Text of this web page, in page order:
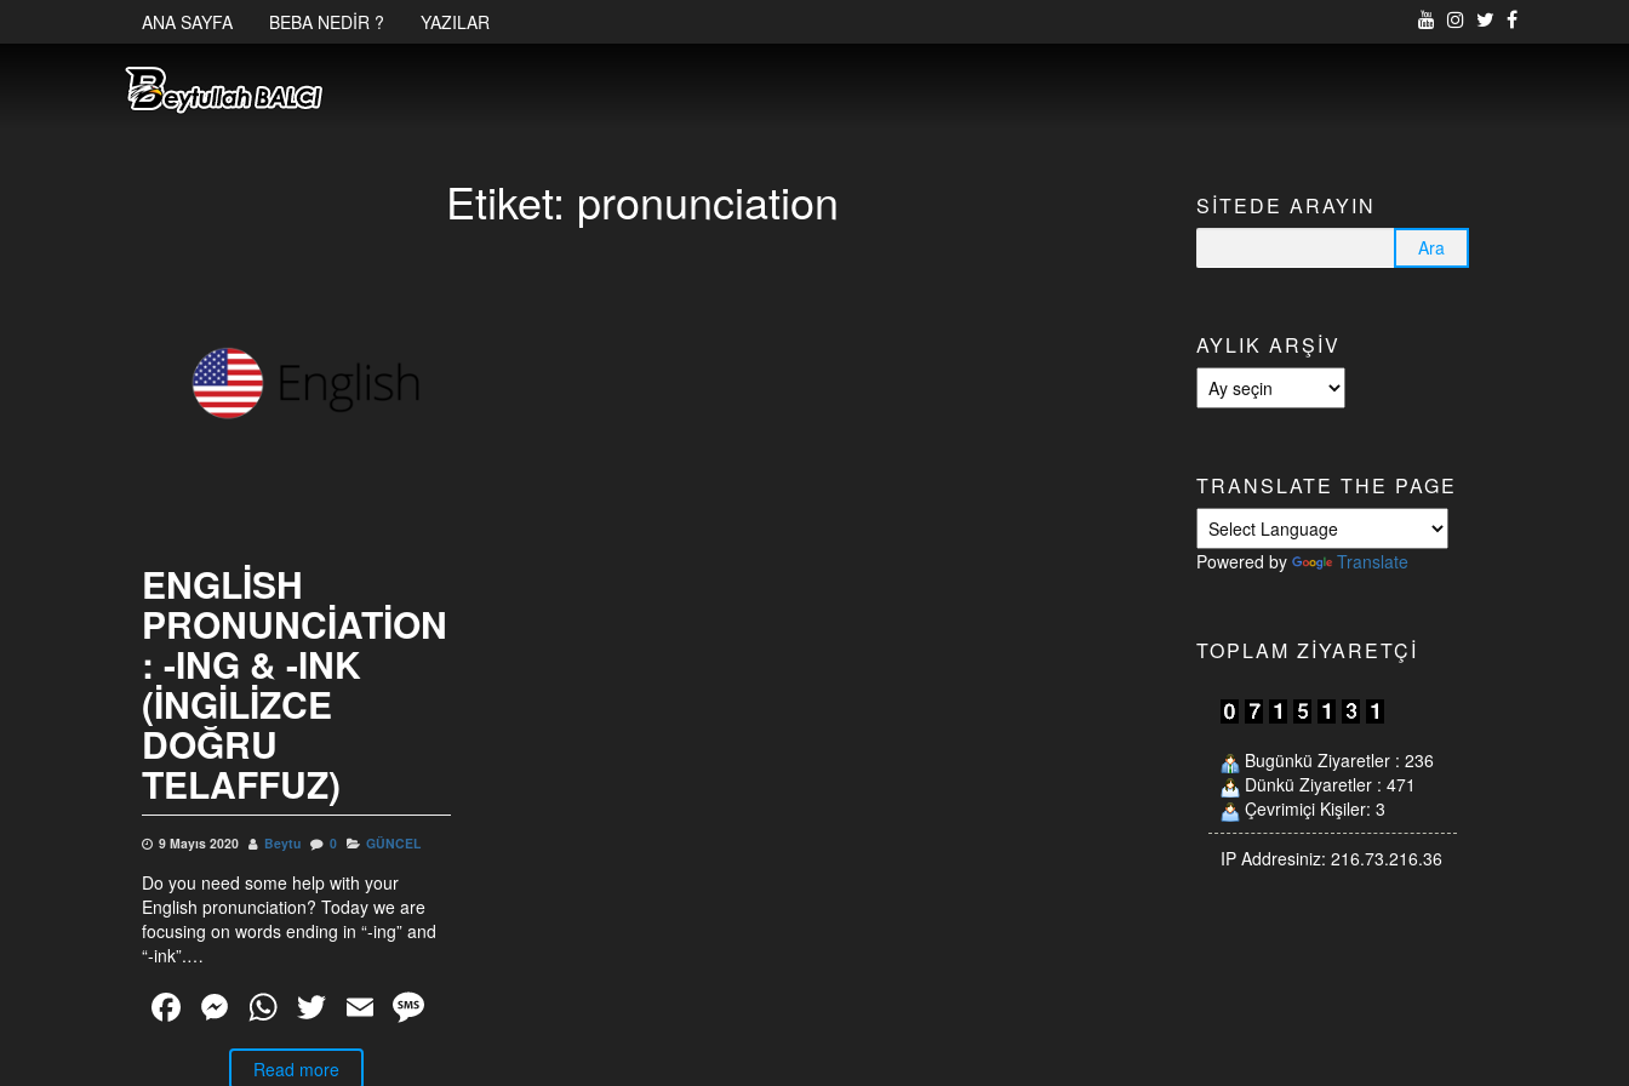
ANA SAYFA BEBA NEDIR ? YAZILAR
Etiket: pronunciation
ENGLISH
PRONUNCIATION
: -ING & -INK
(İNGILIZCE
DOĞRU
TELAFFUZ)
9 Mayıs 2020 Beytu 0 GÜNCEL
Do you need some help with your
English pronunciation? Today we are
focusing on words ending in “-ing” and
“-ink”.…
F M
e
W
h
T
wi
E
Read more
SITEDE ARAYIN
AYLIK ARŞIV
Aylık
arşiv
TRANSLATE THE PAGE
Powered by Translate
TOPLAM ZIYARETÇI
Bugünkü Ziyaretler : 236
Dünkü Ziyaretler : 471
Çevrimiçi Kişiler: 3
IP Addresiniz: 216.73.216.36